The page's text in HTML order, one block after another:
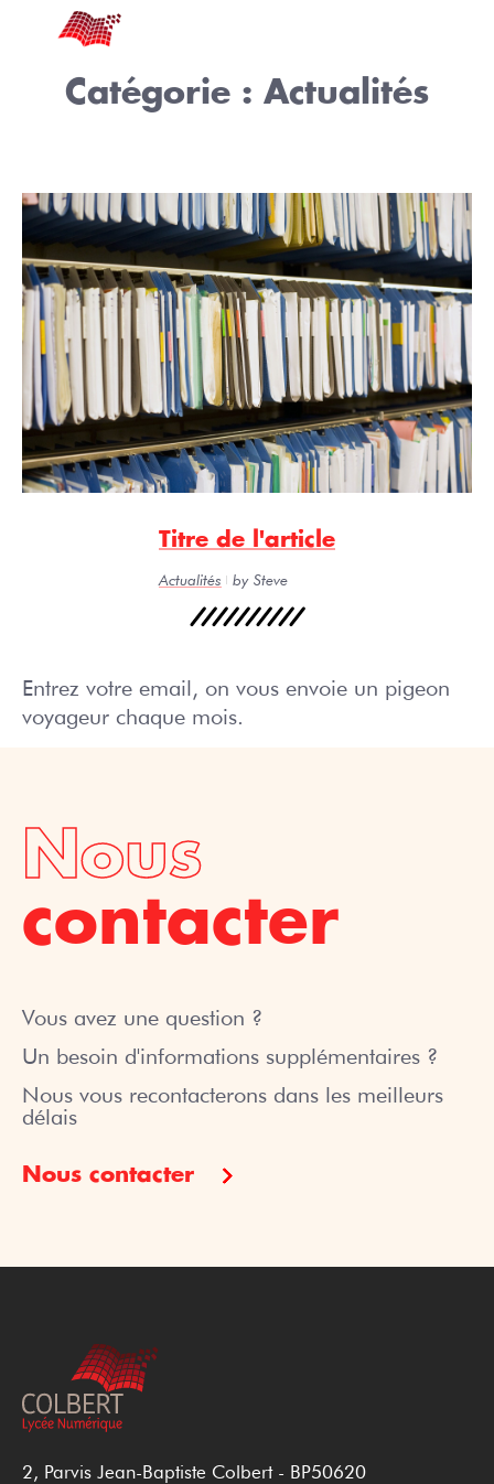
Catégorie : Actualités
Titre de l'article
Actualités by Steve
Entrez votre email, on vous envoie un pigeon
voyageur chaque mois.
Nous
contacter
Vous avez une question ?
Un besoin d'informations supplémentaires ?
Nous vous recontacterons dans les meilleurs
délais
Nous contacter
2, Parvis Jean-Baptiste Colbert - BP50620